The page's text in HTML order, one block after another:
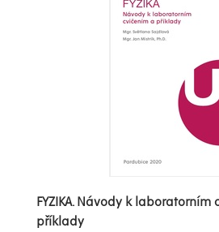
FYZIKA. Návody k laboratorním
příklady